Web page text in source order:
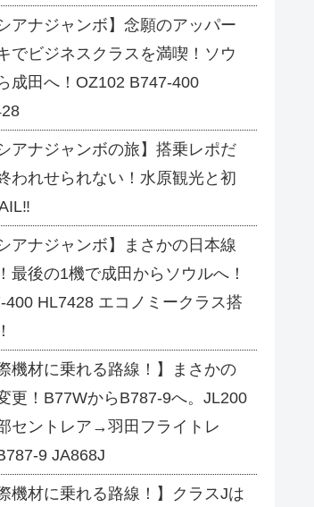
アナジャンボ】念願のアッパー
でビジネスクラスを満喫！ソウ
成田へ！OZ102 B747-400
アナジャンボの旅】搭乗レポだ
われせられない！水原観光と初
アナジャンボ】まさかの日本線
最後の1機で成田からソウルへ！
400 HL7428 エコノミークラス搭
機材に乗れる路線！】まさかの
更！B77WからB787-9へ。JL200
セントレア→羽田フライトレ
9 JA868J
機材に乗れる路線！】クラスJは